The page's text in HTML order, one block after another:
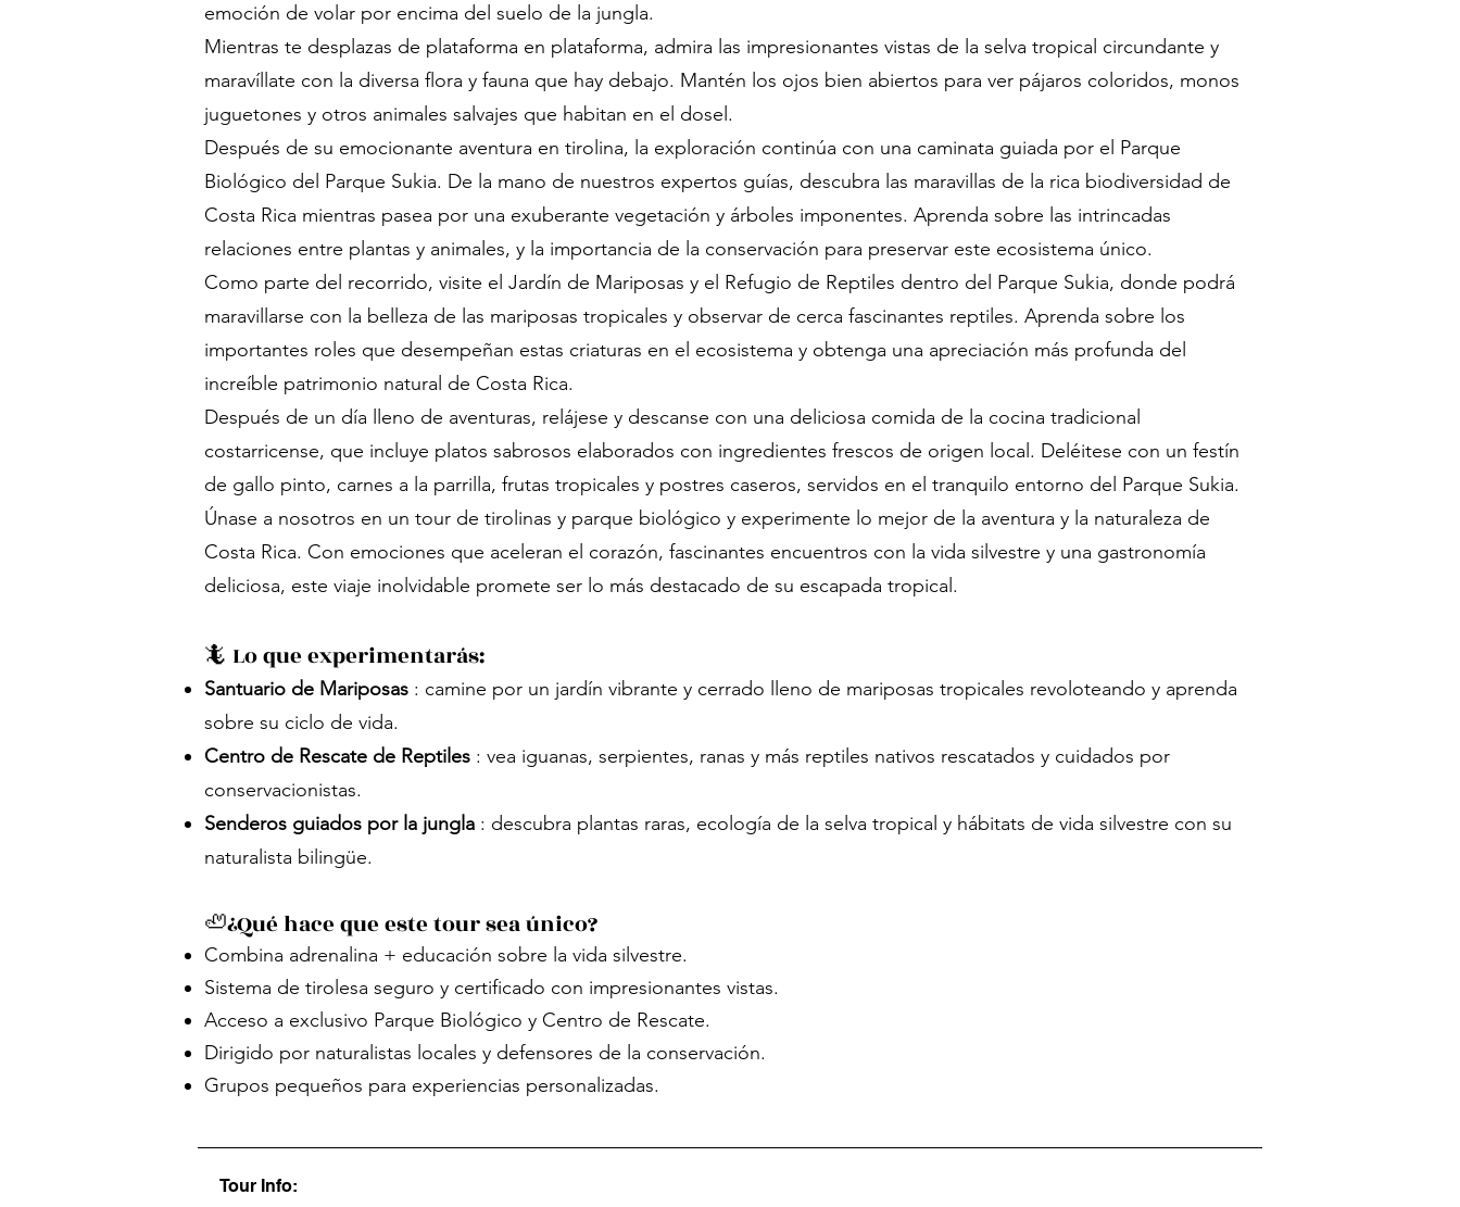
emoción de volar por encima del suelo de la jungla.
Mientras te desplazas de plataforma en plataforma, admira las impresionantes vistas de la selva tropical circundante y
maravíllate con la diversa flora y fauna que hay debajo. Mantén los ojos bien abiertos para ver pájaros coloridos, monos
juguetones y otros animales salvajes que habitan en el dosel.
Después de su emocionante aventura en tirolina, la exploración continúa con una caminata guiada por el Parque
Biológico del Parque Sukia. De la mano de nuestros expertos guías, descubra las maravillas de la rica biodiversidad de
Costa Rica mientras pasea por una exuberante vegetación y árboles imponentes. Aprenda sobre las intrincadas
relaciones entre plantas y animales, y la importancia de la conservación para preservar este ecosistema único.
Como parte del recorrido, visite el Jardín de Mariposas y el Refugio de Reptiles dentro del Parque Sukia, donde podrá
maravillarse con la belleza de las mariposas tropicales y observar de cerca fascinantes reptiles. Aprenda sobre los
importantes roles que desempeñan estas criaturas en el ecosistema y obtenga una apreciación más profunda del
increíble patrimonio natural de Costa Rica.
Después de un día lleno de aventuras, relájese y descanse con una deliciosa comida de la cocina tradicional
costarricense, que incluye platos sabrosos elaborados con ingredientes frescos de origen local. Deléitese con un festín
de gallo pinto, carnes a la parrilla, frutas tropicales y postres caseros, servidos en el tranquilo entorno del Parque Sukia.
Únase a nosotros en un tour de tirolinas y parque biológico y experimente lo mejor de la aventura y la naturaleza de
Costa Rica. Con emociones que aceleran el corazón, fascinantes encuentros con la vida silvestre y una gastronomía
deliciosa, este viaje inolvidable promete ser lo más destacado de su escapada tropical.
🦎 Lo que experimentarás:
Santuario de Mariposas : camine por un jardín vibrante y cerrado lleno de mariposas tropicales revoloteando y aprenda
sobre su ciclo de vida.
Centro de Rescate de Reptiles : vea iguanas, serpientes, ranas y más reptiles nativos rescatados y cuidados por
conservacionistas.
Senderos guiados por la jungla : descubra plantas raras, ecología de la selva tropical y hábitats de vida silvestre con su
naturalista bilingüe.
🦥¿Qué hace que este tour sea único?
Combina adrenalina + educación sobre la vida silvestre.
Sistema de tirolesa seguro y certificado con impresionantes vistas.
Acceso a exclusivo Parque Biológico y Centro de Rescate.
Dirigido por naturalistas locales y defensores de la conservación.
Grupos pequeños para experiencias personalizadas.
Tour Info: